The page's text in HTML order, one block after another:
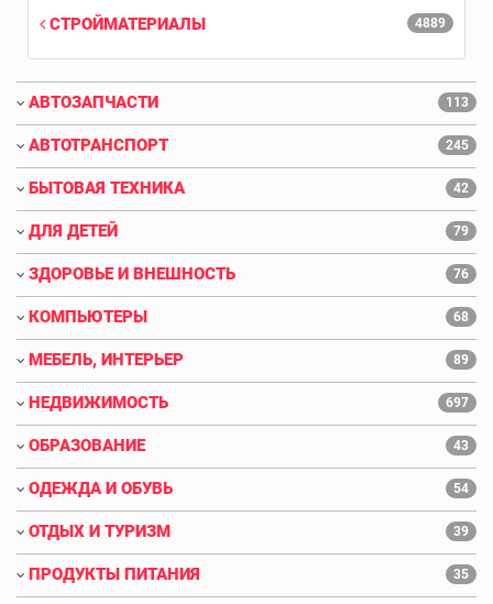
4889
СТРОЙМАТЕРИАЛЫ
АВТОЗАПЧАСТИ 113
АВТОТРАНСПОРТ 245
БЫТОВАЯ ТЕХНИКА 42
ДЛЯ ДЕТЕЙ 79
ЗДОРОВЬЕ И ВНЕШНОСТЬ 76
КОМПЬЮТЕРЫ 68
МЕБЕЛЬ, ИНТЕРЬЕР 89
НЕДВИЖИМОСТЬ 697
ОБРАЗОВАНИЕ 43
ОДЕЖДА И ОБУВЬ 54
ОТДЫХ И ТУРИЗМ 39
ПРОДУКТЫ ПИТАНИЯ 35